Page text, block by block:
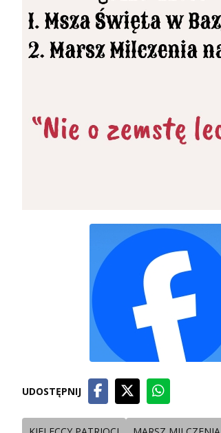
UDOSTĘPNIJ